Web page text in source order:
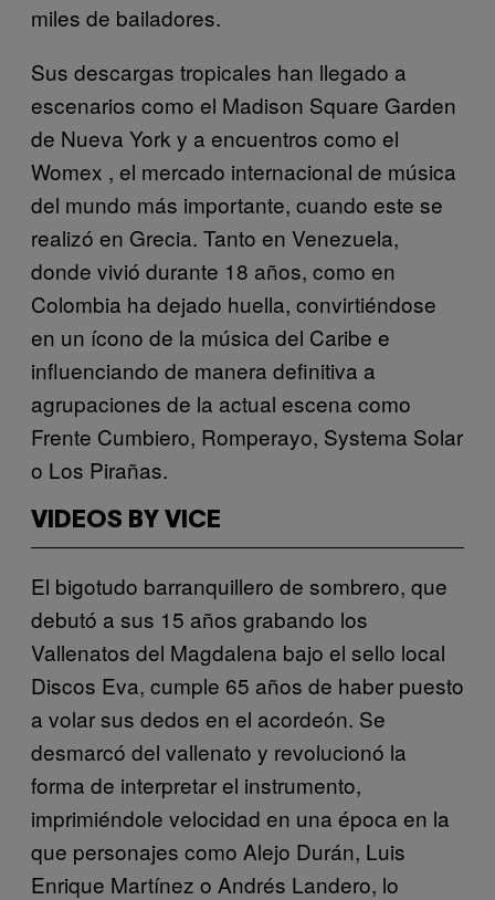
miles de bailadores.
Sus descargas tropicales han llegado a
escenarios como el Madison Square Garden
de Nueva York y a encuentros como el
Womex , el mercado internacional de música
del mundo más importante, cuando este se
realizó en Grecia. Tanto en Venezuela,
donde vivió durante 18 años, como en
Colombia ha dejado huella, convirtiéndose
en un ícono de la música del Caribe e
influenciando de manera definitiva a
agrupaciones de la actual escena como
Frente Cumbiero, Romperayo, Systema Solar
o Los Pirañas.
VIDEOS BY VICE
El bigotudo barranquillero de sombrero, que
debutó a sus 15 años grabando los
Vallenatos del Magdalena bajo el sello local
Discos Eva, cumple 65 años de haber puesto
a volar sus dedos en el acordeón. Se
desmarcó del vallenato y revolucionó la
forma de interpretar el instrumento,
imprimiéndole velocidad en una época en la
que personajes como Alejo Durán, Luis
Enrique Martínez o Andrés Landero, lo